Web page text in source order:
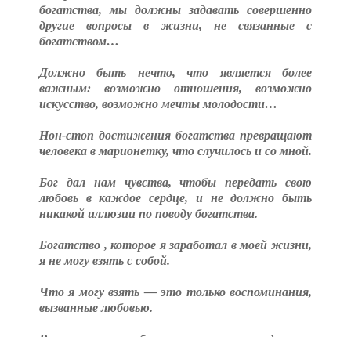
богатства, мы должны задавать совершенно
другие вопросы в жизни, не связанные с
богатством…
Должно быть нечто, что является более
важным: возможно отношения, возможно
искусство, возможно мечты молодости…
Нон-стоп достижения богатства превращают
человека в марионетку, что случилось и со мной.
Бог дал нам чувства, чтобы передать свою
любовь в каждое сердце, и не должно быть
никакой иллюзии по поводу богатства.
Богатство , которое я заработал в моей жизни,
я не могу взять с собой.
Что я могу взять — это только воспоминания,
вызванные любовью.